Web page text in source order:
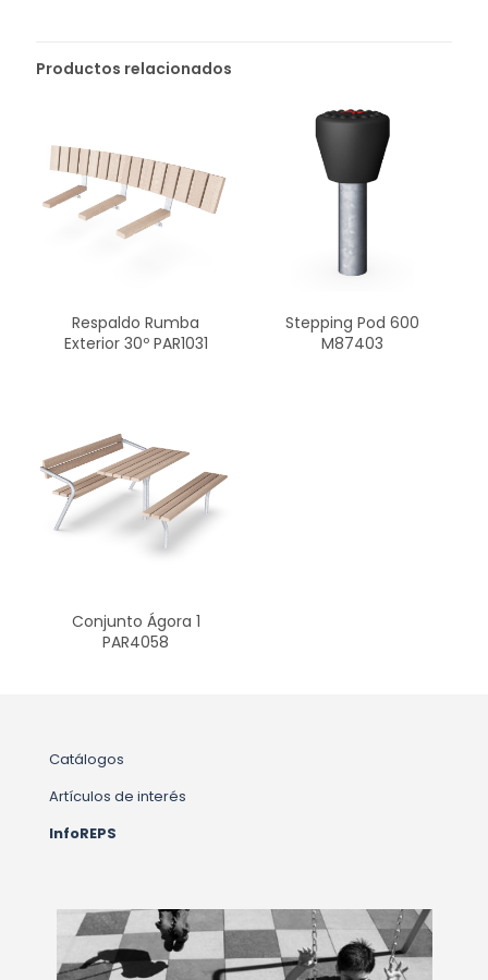
Productos relacionados
Respaldo Rumba
Exterior 30º PAR1031
Stepping Pod 600
M87403
Conjunto Ágora 1
PAR4058
Catálogos
Artículos de interés
InfoREPS